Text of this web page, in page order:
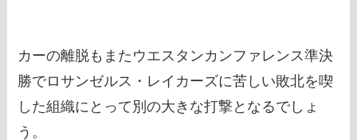
カーの離脱もまたウエスタンカンファレンス準決
勝でロサンゼルス・レイカーズに苦しい敗北を喫
した組織にとって別の大きな打撃となるでしょ
う。